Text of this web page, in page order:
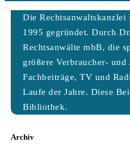
Die Rechtsanwaltskanzlei
1995 gegründet. Durch
Rechtsanwälte mbB, die
größere Verbraucher-
Fachbeiträge, TV und
Laufe der Jahre. Diese
Bibliothek.
Archiv